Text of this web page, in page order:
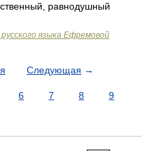
равнодушный
языка Ефремовой
Следующая →
6 7 8
9